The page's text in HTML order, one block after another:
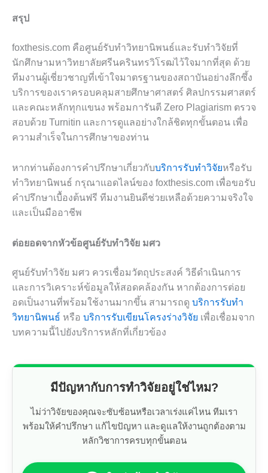
สรุป
foxthesis.com คือศูนย์รับทำวิทยานิพนธ์และรับทำวิจัยที่
นักศึกษามหาวิทยาลัยศรีนครินทรวิโรฒไว้ใจมากที่สุด ด้วย
ทีมงานผู้เชี่ยวชาญที่เข้าใจมาตรฐานของสถาบันอย่างลึกซึ้ง
บริการของเราครอบคลุมสายศึกษาศาสตร์ ศิลปกรรมศาสตร์
และคณะหลักทุกแขนง พร้อมการันตี Zero Plagiarism ตรวจ
สอบด้วย Turnitin และการดูแลอย่างใกล้ชิดทุกขั้นตอน เพื่อ
ความสำเร็จในการศึกษาของท่าน
หากท่านต้องการคำปรึกษาเกี่ยวกับบริการรับทำวิจัยหรือรับ
ทำวิทยานิพนธ์ กรุณาแอดไลน์ของ foxthesis.com เพื่อขอรับ
คำปรึกษาเบื้องต้นฟรี ทีมงานยินดีช่วยเหลือด้วยความจริงใจ
และเป็นมืออาชีพ
ต่อยอดจากหัวข้อศูนย์รับทำวิจัย มศว
ศูนย์รับทำวิจัย มศว ควรเชื่อมวัตถุประสงค์ วิธีดำเนินการ
และการวิเคราะห์ข้อมูลให้สอดคล้องกัน หากต้องการต่อย
อดเป็นงานที่พร้อมใช้งานมากขึ้น สามารถดู บริการรับทำ
วิทยานิพนธ์ หรือ บริการรับเขียนโครงร่างวิจัย เพื่อเชื่อมจาก
บทความนี้ไปยังบริการหลักที่เกี่ยวข้อง
มีปัญหากับการทำวิจัยอยู่ใช่ไหม?
ไม่ว่าวิจัยของคุณจะซับซ้อนหรือเวลาเร่งแค่ไหน ทีมเรา
พร้อมให้คำปรึกษา แก้ไขปัญหา และดูแลให้งานถูกต้องตาม
หลักวิชาการครบทุกขั้นตอน